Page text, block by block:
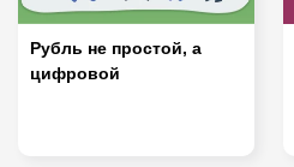
Рубль не простой, а
цифровой